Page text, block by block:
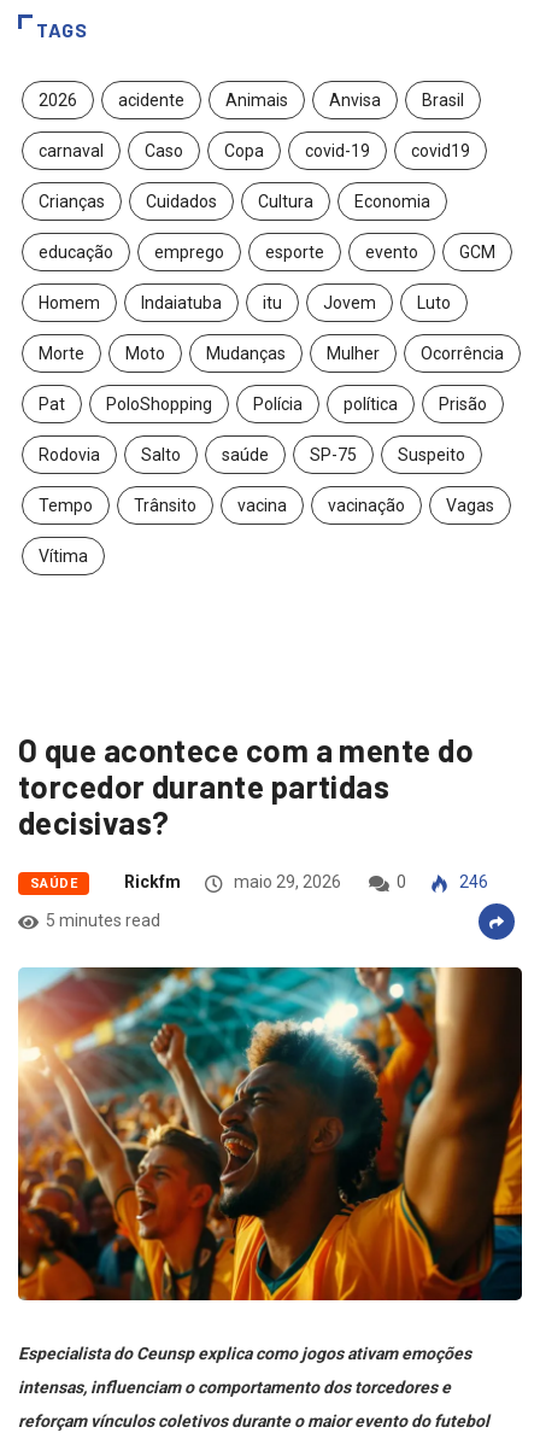
TAGS
2026 acidente Animais Anvisa Brasil
carnaval Caso Copa covid-19 covid19
Crianças Cuidados Cultura Economia
educação emprego esporte evento GCM
Homem Indaiatuba itu Jovem Luto
Morte Moto Mudanças Mulher Ocorrência
Pat PoloShopping Polícia política Prisão
Rodovia Salto saúde SP-75 Suspeito
Tempo Trânsito vacina vacinação Vagas
Vítima
O que acontece com a mente do
torcedor durante partidas
decisivas?
SAÚDE Rickfm maio 29, 2026 0
246
5 minutes read
Especialista do Ceunsp explica como jogos ativam emoções
intensas, influenciam o comportamento dos torcedores e
reforçam vínculos coletivos durante o maior evento do futebol